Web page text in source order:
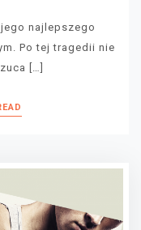
najlepszego
Po tej tragedii nie
[…]